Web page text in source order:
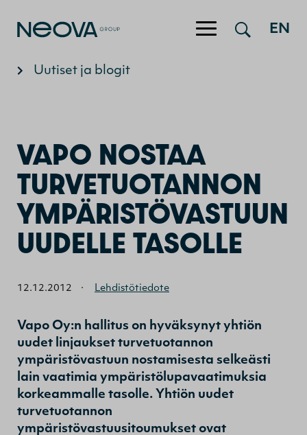
Hyppää sisältöön EN
Uutiset ja blogit
VAPO NOSTAA
TURVETUOTANNON
YMPÄRISTÖVASTUUN
UUDELLE TASOLLE
12.12.2012 · Lehdistötiedote
Vapo Oy:n hallitus on hyväksynyt yhtiön
uudet linjaukset turvetuotannon
ympäristövastuun nostamisesta selkeästi
lain vaatimia ympäristölupavaatimuksia
korkeammalle tasolle. Yhtiön uudet
turvetuotannon
ympäristövastuusitoumukset ovat